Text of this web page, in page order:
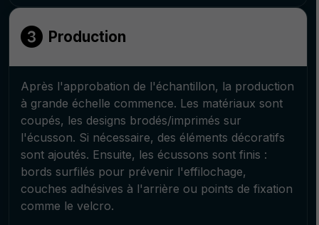
Production
Après l'approbation de l'échantillon, la production
à grande échelle commence. Les matériaux sont
coupés, les designs brodés/imprimés sur
l'écusson. Si nécessaire, des éléments décoratifs
sont ajoutés. Ensuite, les écussons sont finis :
bords surfilés pour prévenir l'effilochage,
couches adhésives à l'arrière ou points de fixation
comme le velcro.